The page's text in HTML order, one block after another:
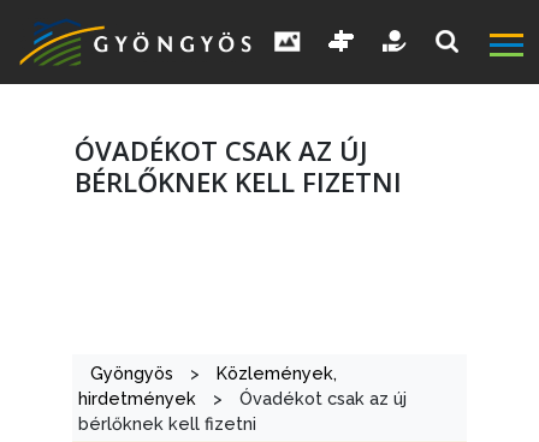
KIEMELT
LÁTVÁNYOSSÁGOK
ÓVADÉKOT CSAK AZ ÚJ
BÉRLŐKNEK KELL FIZETNI
Gyöngyös >
Közlemények,
hirdetmények
>
Óvadékot csak az új
bérlőknek kell fizetni